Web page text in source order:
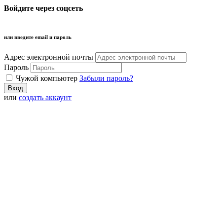
Войдите через соцсеть
или введите email и пароль
Адрес электронной почты
Пароль
Чужой компьютер Забыли пароль?
или создать аккаунт